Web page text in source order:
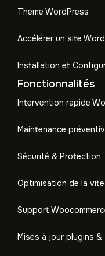
Theme WordPress
Accélérer un site
Installation et
Fonctionnalités
Intervention rapide
Maintenance
Sécurité & Protection
Optimisation de la
Support
Mises à jour plugins &